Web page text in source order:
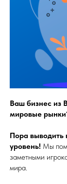
Ваш бизнес из
мировые
Пора
уровень! Мы
заметными
мира.